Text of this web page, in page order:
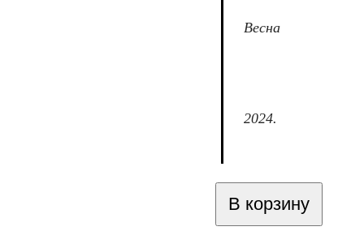
Весна
2024.
В корзину